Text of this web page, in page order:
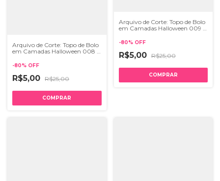
Arquivo de Corte: Topo de Bolo
em Camadas Halloween 008 |
-80% OFF
R$5,00 R$25,00
Arquivo de Corte: Topo de Bolo
em Camadas Halloween 009 |
-80% OFF
R$5,00 R$25,00